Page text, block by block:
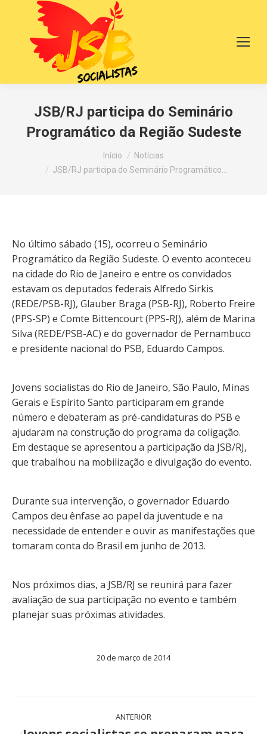
JSB/RJ participa do Seminário
Programático da Região Sudeste
Início
Notícias
JSB/RJ participa do Seminário Programático…
No último sábado (15), ocorreu o Seminário
Programático da Região Sudeste. O evento aconteceu
na cidade do Rio de Janeiro e entre os convidados
estavam os deputados federais Alfredo Sirkis
(REDE/PSB-RJ), Glauber Braga (PSB-RJ), Roberto Freire
(PPS-SP) e Comte Bittencourt (PPS-RJ), além de Marina
Silva (REDE/PSB-AC) e do governador de Pernambuco
e presidente nacional do PSB, Eduardo Campos.
Jovens socialistas do Rio de Janeiro, São Paulo, Minas
Gerais e Espírito Santo participaram em grande
número e debateram as pré-candidaturas do PSB e
ajudaram na construção do programa da coligação.
Em destaque se apresentou a participação da JSB/RJ,
que trabalhou na mobilização e divulgação do evento.
Durante sua intervenção, o governador Eduardo
Campos deu ênfase ao papel da juventude e na
necessidade de entender e ouvir as manifestações que
tomaram conta do Brasil em junho de 2013.
Nos próximos dias, a JSB/RJ se reunirá para fazer
avaliação de sua participação no evento e também
planejar suas próximas atividades.
20 de março de 2014
NavegaçãoANTERIOR